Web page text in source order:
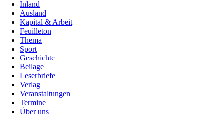
Inland
Ausland
Kapital & Arbeit
Feuilleton
Thema
Sport
Geschichte
Beilage
Leserbriefe
Verlag
Veranstaltungen
Termine
Über uns